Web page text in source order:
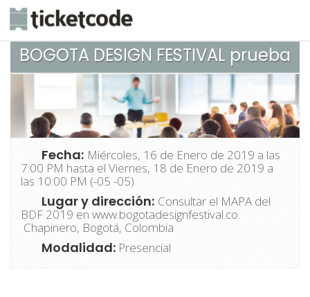
BOGOTA DESIGN FESTIVAL prueba
Fecha: Miércoles, 16 de Enero de 2019 a las
7:00 PM hasta el Viernes, 18 de Enero de 2019 a
las 10:00 PM (-05 -05)
Lugar y dirección: Consultar el MAPA del
BDF 2019 en www.bogotadesignfestival.co.
Chapinero, Bogotá, Colombia
Modalidad: Presencial